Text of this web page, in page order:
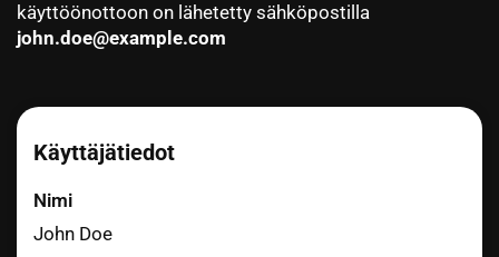
käyttöönottoon on lähetetty sähköpostilla
john.doe@example.com
Käyttäjätiedot
Nimi
John Doe